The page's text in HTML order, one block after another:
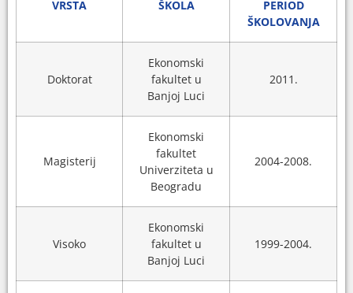
VRSTA ŠKOLA
PERIOD
ŠKOLOVANJA
Doktorat
Ekonomski
fakultet u
Banjoj Luci
2011.
Magisterij
Ekonomski
fakultet
Univerziteta u
Beogradu
2004-2008.
Visoko
Ekonomski
fakultet u
Banjoj Luci
1999-2004.